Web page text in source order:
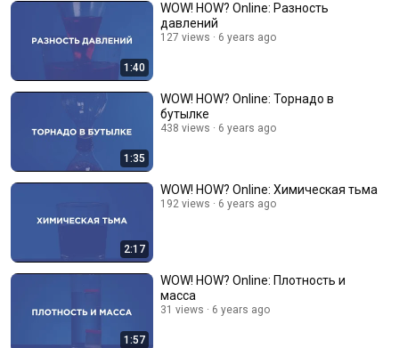
1:40
WOW! HOW? Online: Разность
давлений
127 views 6 years ago
1:35
WOW! HOW? Online: Торнадо в
бутылке
438 views 6 years ago
2:17
WOW! HOW? Online: Химическая тьма
192 views 6 years ago
1:57
WOW! HOW? Online: Плотность и
масса
31 views 6 years ago